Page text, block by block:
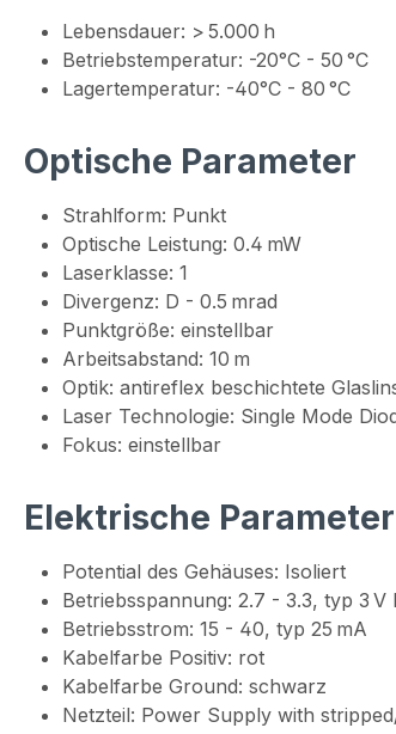
Lebensdauer: > 5.000 h
Betriebstemperatur: -20°C - 50 °C
Lagertemperatur: -40°C - 80 °C
Optische Parameter
Strahlform: Punkt
Optische Leistung: 0.4 mW
Laserklasse: 1
Divergenz: D - 0.5 mrad
Punktgröße: einstellbar
Arbeitsabstand: 10 m
Optik: antireflex beschichtete
Laser Technologie: Single Mode
Fokus: einstellbar
Elektrische Parameter
Potential des Gehäuses: Isoliert
Betriebsspannung: 2.7 - 3.3, typ 3 V
Betriebsstrom: 15 - 40, typ 25 mA
Kabelfarbe Positiv: rot
Kabelfarbe Ground: schwarz
Netzteil: Power Supply with